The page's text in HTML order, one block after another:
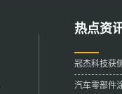
热点资
冠杰科技获
汽车零部件